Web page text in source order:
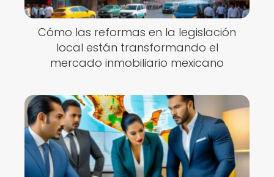
Cómo las reformas en la legislación
local están transformando el
mercado inmobiliario mexicano